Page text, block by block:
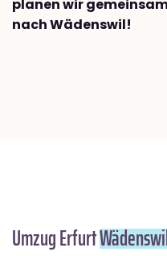
planen wir
nach Wädenswil!
Umzug Erfurt